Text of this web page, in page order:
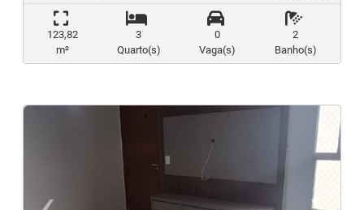
123,82
m²
3
Quarto(s)
0
Vaga(s)
2
Banho(s)